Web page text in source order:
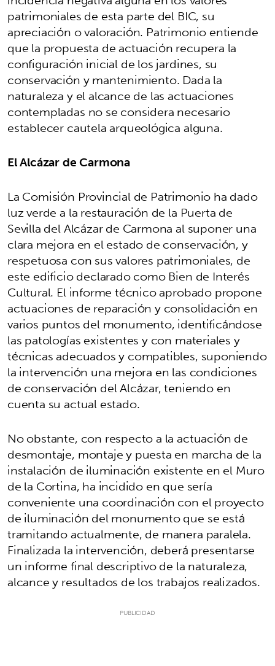
patrimoniales de esta parte del BIC, su
apreciación o valoración. Patrimonio entiende
que la propuesta de actuación recupera la
configuración inicial de los jardines, su
conservación y mantenimiento. Dada la
naturaleza y el alcance de las actuaciones
contempladas no se considera necesario
establecer cautela arqueológica alguna.
El Alcázar de Carmona
La Comisión Provincial de Patrimonio ha dado
luz verde a la restauración de la Puerta de
Sevilla del Alcázar de Carmona al suponer una
clara mejora en el estado de conservación, y
respetuosa con sus valores patrimoniales, de
este edificio declarado como Bien de Interés
Cultural. El informe técnico aprobado propone
actuaciones de reparación y consolidación en
varios puntos del monumento, identificándose
las patologías existentes y con materiales y
técnicas adecuados y compatibles, suponiendo
la intervención una mejora en las condiciones
de conservación del Alcázar, teniendo en
cuenta su actual estado.
No obstante, con respecto a la actuación de
desmontaje, montaje y puesta en marcha de la
instalación de iluminación existente en el Muro
de la Cortina, ha incidido en que sería
conveniente una coordinación con el proyecto
de iluminación del monumento que se está
tramitando actualmente, de manera paralela.
Finalizada la intervención, deberá presentarse
un informe final descriptivo de la naturaleza,
alcance y resultados de los trabajos realizados.